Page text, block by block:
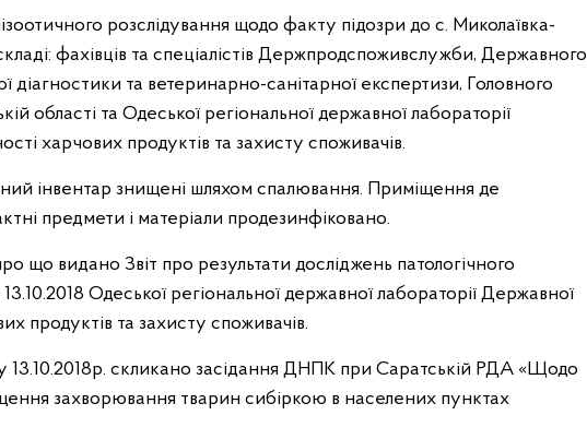
розслідування щодо факту підозри до с. Миколаївка-
фахівців та спеціалістів Держпродспоживслужби, Державного
діагностики та ветеринарно-санітарної експертизи, Головного
області та Одеської регіональної державної лабораторії
харчових продуктів та захисту споживачів.
інвентар знищені шляхом спалювання. Приміщення де
предмети і матеріали продезинфіковано.
що видано Звіт про результати досліджень патологічного
Одеської регіональної державної лабораторії Державної
продуктів та захисту споживачів.
13.10.2018р. скликано засідання ДНПК при Саратській РДА «Щодо
захворювання тварин сибіркою в населених пунктах